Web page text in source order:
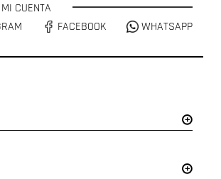
MI CUENTA
FACEBOOK WHATSAPP